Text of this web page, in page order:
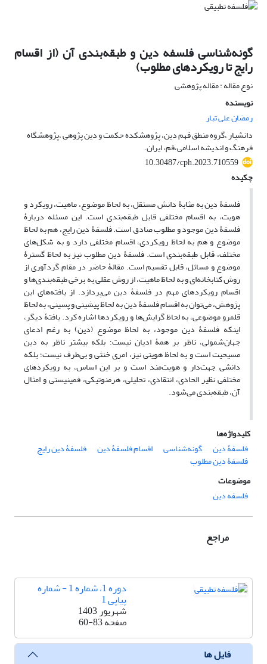
گونه‌شناسی فلسفه دین و طبقه‌بندی آن (از اقسام
رایج تا رویکردهای مطلوب)
نوع مقاله : مقاله پژوهشی
نویسنده
رمضان علی تبار
دانشیار ،گروه منطق فهم دین، پژوهشکده حکمت و دین پژوهی ،پژوهشگاه
فرهنگ و اندیشه اسلامی،قم، ایران.
10.30487/cph.2023.710559
چکیده
فلسفۀ دین به مثابۀ دانش مستقل، به لحاظ موضوع، ماهیت، رویکرد و
هویت، به اقسام مختلفی قابل طبقه‌بندی است. این مسئله دربارۀ
فلسفۀ دین موجود و مطلوب صادق است. فلسفۀ دین رایج، هم به لحاظ
موضوع و هم به لحاظ رویکردی، اقسام مختلفی دارد و به شکل‌های
مختلف، قابل طبقه‌بندی است. فلسفۀ دین مطلوب نیز به لحاظ گسترۀ
موضوع و مسائل، قابل تقسیم است. مقالۀ حاضر در مقام گردآوری از
روش کتابخانه‌ای و به لحاظ ماهیت، از روش عقلی به برخی طبقه‌بندی‌ها و
اقسام رویکردهای مهم در فلسفۀ دین می‌پردازد. از یافته‌های این
پژوهش، می‌توان به اقسام فلسفۀ دین به لحاظ پیشینی و پسینی، به لحاظ
قلمرو موضوعی، به لحاظ گرایش‌ها و رویکردها اشاره کرد. یافتۀ دیگر،
اینکه فلسفۀ دین موجود، به لحاظ موضوع (دین) به رغم ادعای
جهان‌شمولی، ناظر بر همۀ ادیان نیست؛ بلکه بیشتر ناظر به دین
مسیحیت است و به لحاظ هویتی نیز، امری خنثی و بی‌طرف نیست؛ بلکه
دانشی جهت‌دار و هویت‌مند است و بر این اساس، به رویکردهای
مختلفی نظیر الحادی، انتقادی، تحلیلی، هرمنوتیکی، فمینیستی و امثال
آن، طبقه‌بندی می‌شود.
کلیدواژه‌ها
فلسفۀ دین
گونه‌شناسی اقسام فلسفۀ دین فلسفۀ دین رایج
فلسفۀ دین مطلوب
موضوعات
فلسفه دین
مراجع
دوره 1، شماره 1 - شماره
پیاپی 1
شهریور 1403
صفحه60-83
فایل ها